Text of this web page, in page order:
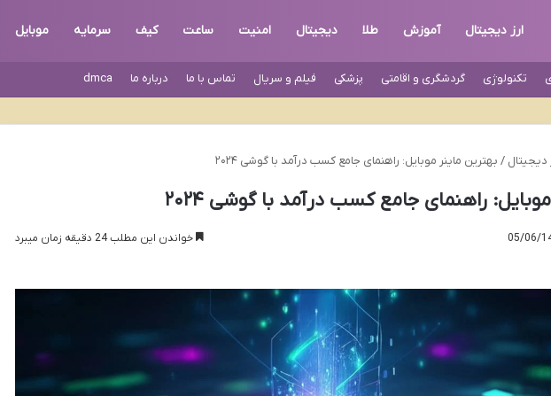
ارز دیجیتال آموزش طلا دیجیتال امنیت ساعت کیف سرمایه موبایل
تکنولوژی گردشگری و اقامتی پزشکی فیلم و سریال تماس با ما درباره ما dmca
دیجیتال / بهترین ماینر موبایل: راهنمای جامع کسب درآمد با گوشی ۲۰۲۴
راهنمای جامع کسب درآمد با گوشی ۲۰۲۴
خواندن این مطلب 24 دقیقه زمان میبرد